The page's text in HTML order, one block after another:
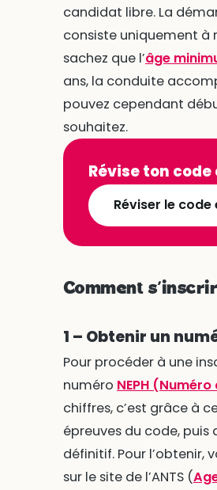
candidat libre. La
consiste uniquement à
sachez que l’âge
ans, la conduite
pouvez cependant
souhaitez.
Révise ton
Réviser le code
Comment
1 – Obtenir un
Pour procéder à une
numéro NEPH
chiffres, c’est grâce à
épreuves du code,
définitif. Pour l’obtenir,
sur le site de l’ANTS (